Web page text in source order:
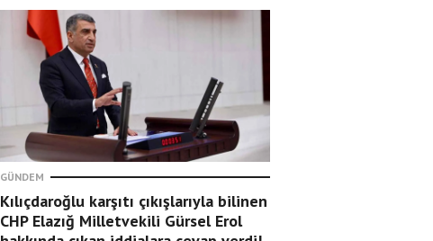
GÜNDEM
Kılıçdaroğlu karşıtı çıkışlarıyla bilinen
CHP Elazığ Milletvekili Gürsel Erol